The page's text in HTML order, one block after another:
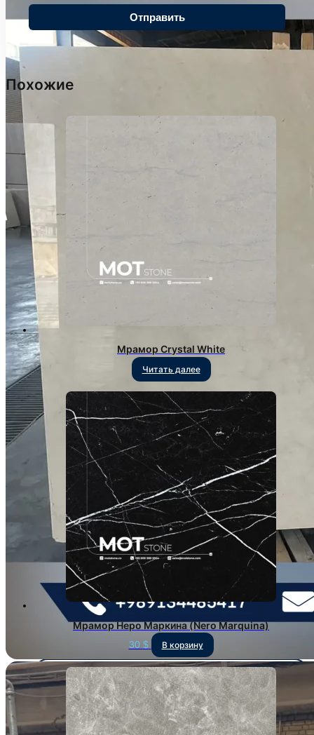
Похожие
Мрамор Crystal White
Читать далее
Мрамор Неро Маркина (Nero Marquina)
30 $ В корзину